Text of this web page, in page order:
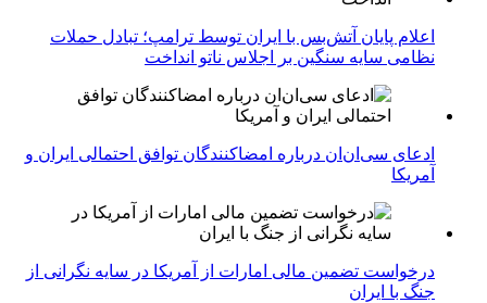
اعلام پایان آتش‌بس با ایران توسط ترامپ؛ تبادل حملات
نظامی سایه سنگین بر اجلاس ناتو انداخت
ادعای سی‌ان‌ان درباره امضاکنندگان توافق احتمالی ایران و
آمریکا
درخواست تضمین مالی امارات از آمریکا در سایه نگرانی از
جنگ با ایران